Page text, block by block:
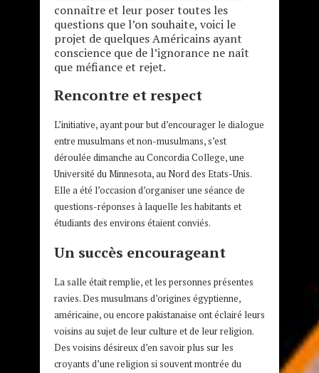
connaître et leur poser toutes les
questions que l’on souhaite, voici le
projet de quelques Américains ayant
conscience que de l’ignorance ne naît
que méfiance et rejet.
Rencontre et respect
L’initiative, ayant pour but d’encourager le dialogue
entre musulmans et non-musulmans, s’est
déroulée dimanche au Concordia College, une
Université du Minnesota, au Nord des Etats-Unis.
Elle a été l’occasion d’organiser une séance de
questions-réponses à laquelle les habitants et
étudiants des environs étaient conviés.
Un succès encourageant
La salle était remplie, et les personnes présentes
ravies. Des musulmans d’origines égyptienne,
américaine, ou encore pakistanaise ont éclairé leurs
voisins au sujet de leur culture et de leur religion.
Des voisins désireux d’en savoir plus sur les
croyants d’une religion si souvent montrée du